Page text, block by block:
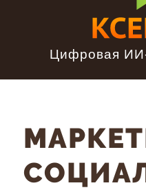
Цифровая